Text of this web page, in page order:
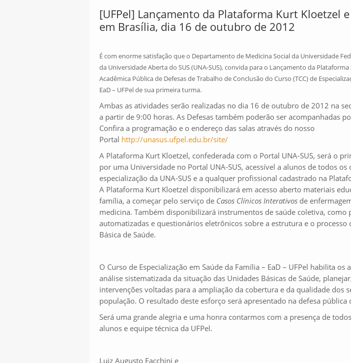
[UFPel] Lançamento da Plataforma Kurt Kloetzel e
em Brasília, dia 16 de outubro de 2012
É com enorme satisfação que o Departamento de Medicina Social da Universidade
da Universidade Aberta do SUS (UNA-SUS), convida para o Lançamento da
Acadêmica Pública de Defesas de Trabalho de Conclusão do Curso (TCC) de
EaD – UFPel de sua primeira turma.
Ambas as atividades serão realizadas no dia 16 de outubro de 2012 na
a partir de 9:00 horas. As Defesas também poderão ser acompanhadas
Confira a programação e o endereço das salas através do nosso
Portal http://unasus.ufpel.edu.br/site/
A Plataforma Kurt Kloetzel, confederada com o Portal UNA-SUS, será o
por uma Universidade no Portal UNA-SUS, acessível a alunos de todos os
especialização da UNA-SUS e a qualquer profissional cadastrado na
A Plataforma Kurt Kloetzel disponibilizará em acesso aberto materiais
família, a começar pelo serviço de Casos Clínicos Interativos de
medicina. Também disponibilizará instrumentos de saúde coletiva, como
automatizadas e questionários eletrônicos sobre a estrutura e o processo
Básica de Saúde.
O Curso de Especialização em Saúde da Família – EaD – UFPel habilita os
análise sistematizada da situação das Unidades Básicas de Saúde,
intervenções voltadas para a ampliação da cobertura e da qualidade dos
população. O resultado deste esforço será apresentado na defesa pública
Será uma grande alegria e uma honra contarmos com a presença de
alunos e equipe técnica da UFPel.
Luiz Augusto Facchini e